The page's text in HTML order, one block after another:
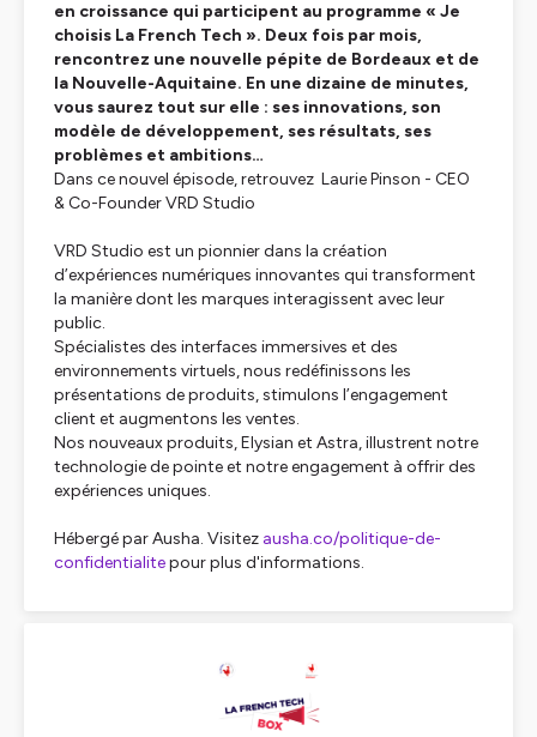
en croissance qui participent au programme « Je
choisis La French Tech ». Deux fois par mois,
rencontrez une nouvelle pépite de Bordeaux et de
la Nouvelle-Aquitaine. En une dizaine de minutes,
vous saurez tout sur elle : ses innovations, son
modèle de développement, ses résultats, ses
problèmes et ambitions…
Dans ce nouvel épisode, retrouvez Laurie Pinson - CEO
& Co-Founder VRD Studio
VRD Studio est un pionnier dans la création
d’expériences numériques innovantes qui transforment
la manière dont les marques interagissent avec leur
public.
Spécialistes des interfaces immersives et des
environnements virtuels, nous redéfinissons les
présentations de produits, stimulons l’engagement
client et augmentons les ventes.
Nos nouveaux produits,Elysian et Astra, illustrent notre
technologie de pointe et notre engagement à offrir des
expériences uniques.
Hébergé par Ausha. Visitez ausha.co/politique-de-
confidentialitepour plus d'informations.